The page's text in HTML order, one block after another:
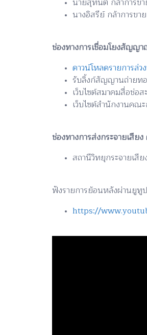
นางอิสรีย์ กล้าการขาย
ช่องทางการเชื่อมโยงสัญญ
ดาวน์โหลดรายการล่
รับลิ้งก์สัญญานถ่ายท
เว็บไซต์สมาคมสื่อช่อ
เว็บไซต์สำนักงานคณ
ช่องทางการส่งกระจายเสี
สถานีวิทยุกระจายเสี
ฟังรายการย้อนหลังผ่านยูทู
https://